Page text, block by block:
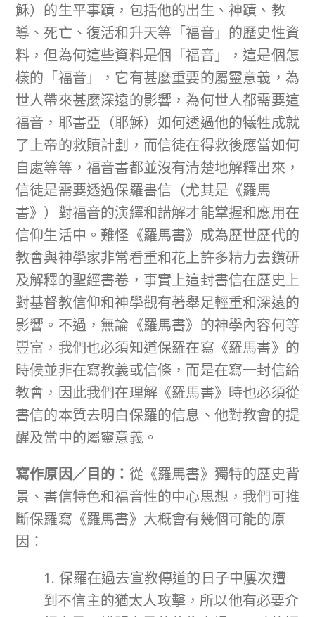
穌）的生平事蹟，包括他的出生、神蹟、教
導、死亡、復活和升天等「福音」的歷史性資
料，但為何這些資料是個「福音」，這是個怎
樣的「福音」，它有甚麼重要的屬靈意義，為
世人帶來甚麼深遠的影響，為何世人都需要這
福音，耶書亞（耶穌）如何透過他的犧牲成就
了上帝的救贖計劃，而信徒在得救後應當如何
自處等等，福音書都並沒有清楚地解釋出來，
信徒是需要透過保羅書信（尤其是《羅馬
書》）對福音的演繹和講解才能掌握和應用在
信仰生活中。難怪《羅馬書》成為歷世歷代的
教會與神學家非常看重和花上許多精力去鑽研
及解釋的聖經書卷，事實上這封書信在歷史上
對基督教信仰和神學觀有著舉足輕重和深遠的
影響。不過，無論《羅馬書》的神學內容何等
豐富，我們也必須知道保羅在寫《羅馬書》的
時候並非在寫教義或信條，而是在寫一封信給
教會，因此我們在理解《羅馬書》時也必須從
書信的本質去明白保羅的信息、他對教會的提
醒及當中的屬靈意義。
寫作原因／目的： 從《羅馬書》獨特的歷史背
景、書信特色和福音性的中心思想，我們可推
斷保羅寫《羅馬書》大概會有幾個可能的原
因：
1. 保羅在過去宣教傳道的日子中屢次遭
到不信主的猶太人攻擊，所以他有必要介